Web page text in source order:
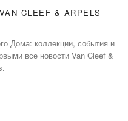
CLEEF & ARPELS
Дома: коллекции, события и
все новости Van Cleef &